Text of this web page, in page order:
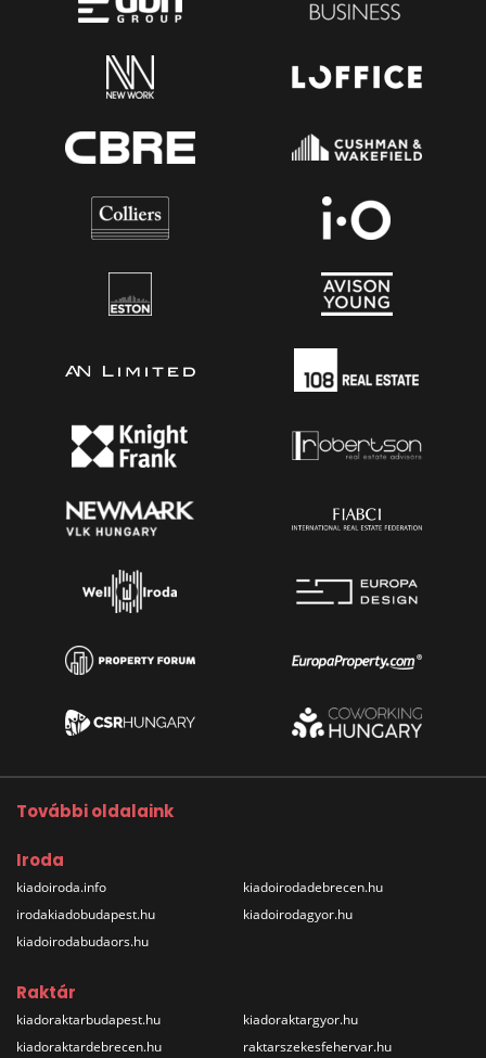
További oldalaink
Iroda
kiadoiroda.info
irodakiadobudapest.hu
kiadoirodabudaors.hu
kiadoirodadebrecen.hu
kiadoirodagyor.hu
Raktár
kiadoraktarbudapest.hu
kiadoraktardebrecen.hu
kiadoraktargyor.hu
raktarszekesfehervar.hu